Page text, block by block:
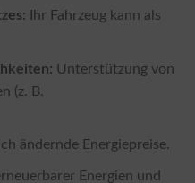
Ihr Fahrzeug kann als
Unterstützung von
(z. B.
ändernde Energiepreise.
Energien und